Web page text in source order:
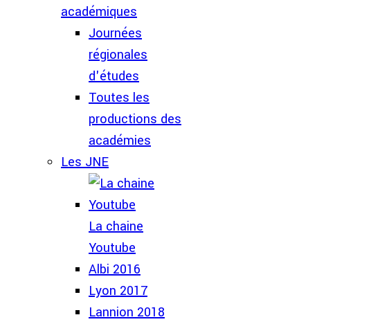
académiques
Journées
régionales
d'études
Toutes les
productions des
académies
Les JNE
La chaine
Youtube
Albi 2016
Lyon 2017
Lannion 2018